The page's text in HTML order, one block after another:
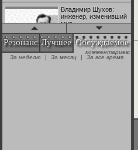
Владимир Шухов:
инженер, изменивший
мир
"Аркадий Коц" на
эгалите-фесте "Не
Резонанс Лучшее Обсуждаемое
комментариев:
За неделю
| За месяц | За все время